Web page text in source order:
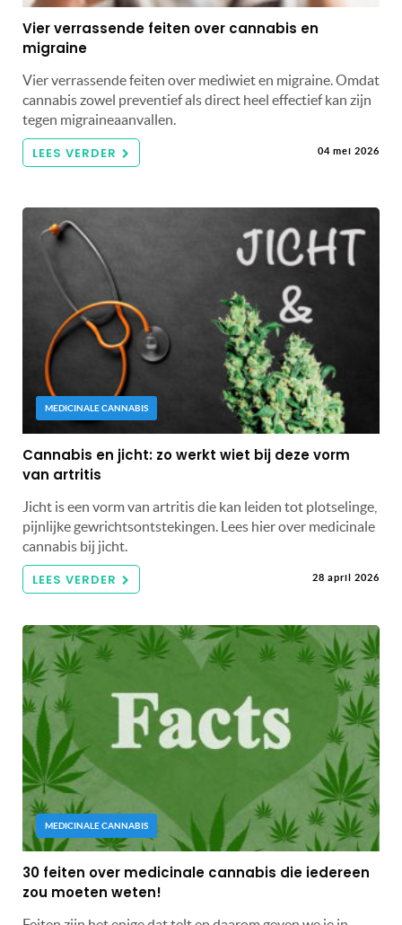
Vier verrassende feiten over cannabis en
migraine
Vier verrassende feiten over mediwiet en migraine. Omdat
cannabis zowel preventief als direct heel effectief kan zijn
tegen migraineaanvallen.
LEES VERDER 04 mei 2026
MEDICINALE CANNABIS
Cannabis en jicht: zo werkt wiet bij deze vorm
van artritis
Jicht is een vorm van artritis die kan leiden tot plotselinge,
pijnlijke gewrichtsontstekingen. Lees hier over medicinale
cannabis bij jicht.
LEES VERDER 28 april 2026
MEDICINALE CANNABIS
30 feiten over medicinale cannabis die iedereen
zou moeten weten!